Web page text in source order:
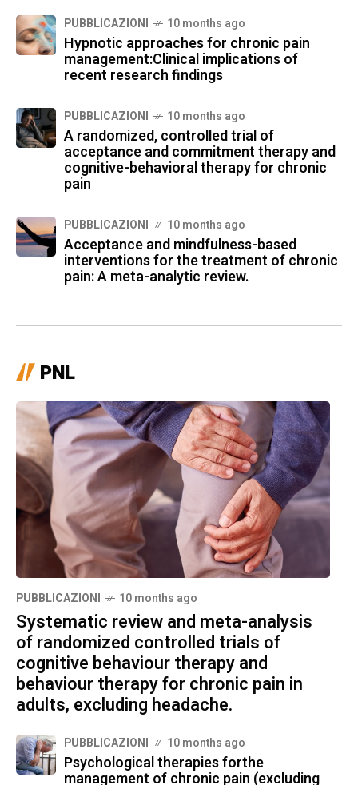
PUBBLICAZIONI 10 months ago
Hypnotic approaches for chronic pain
management:Clinical implications of
recent research findings
PUBBLICAZIONI 10 months ago
A randomized, controlled trial of
acceptance and commitment therapy and
cognitive-behavioral therapy for chronic
pain
PUBBLICAZIONI 10 months ago
Acceptance and mindfulness-based
interventions for the treatment of chronic
pain: A meta-analytic review.
PNL
PUBBLICAZIONI 10 months ago
Systematic review and meta-analysis
of randomized controlled trials of
cognitive behaviour therapy and
behaviour therapy for chronic pain in
adults, excluding headache.
PUBBLICAZIONI 10 months ago
Psychological therapies forthe
management of chronic pain (excluding